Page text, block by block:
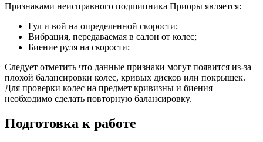
Признаками неисправного подшипника Приоры является:
Гул и вой на определенной скорости;
Вибрация, передаваемая в салон от колес;
Биение руля на скорости;
Следует отметить что данные признаки могут появится из-за
плохой балансировки колес, кривых дисков или покрышек.
Для проверки колес на предмет кривизны и биения
необходимо сделать повторную балансировку.
Подготовка к работе